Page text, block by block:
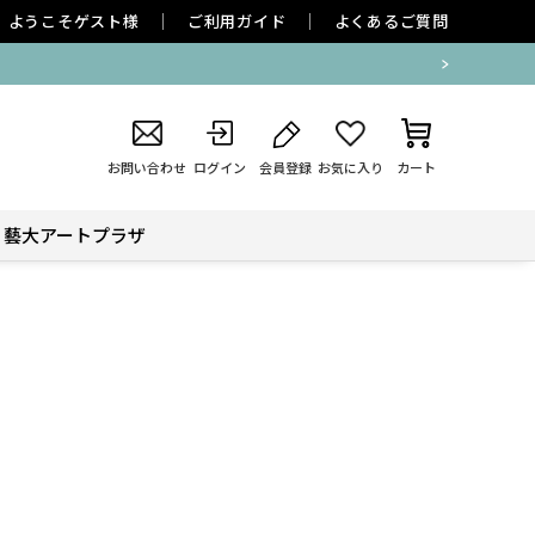
ようこそゲスト様 ご利用ガイド よくあるご質問
お問い合わせ ログイン 会員登録 お気に入り カート
藝大アートプラザ